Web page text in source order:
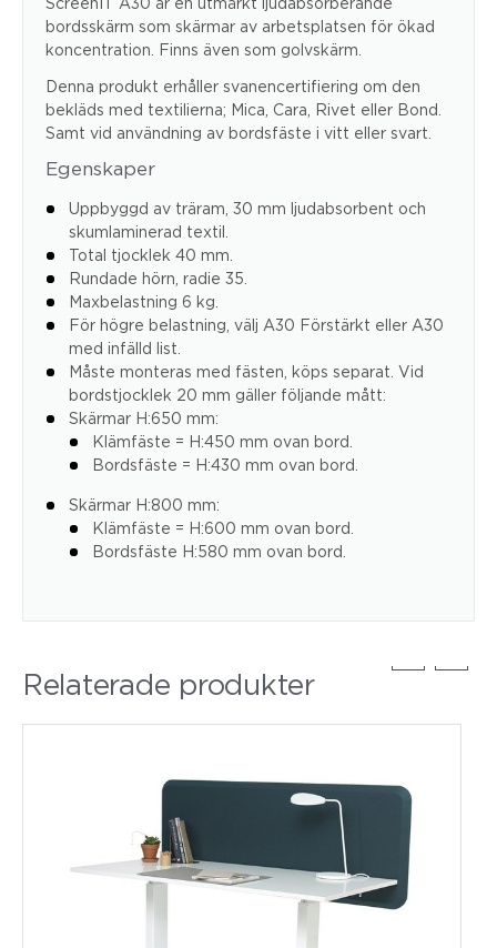
bordsskärm som skärmar av arbetsplatsen för ökad
koncentration. Finns även som golvskärm.
Denna produkt erhåller svanencertifiering om den
bekläds med textilierna; Mica, Cara, Rivet eller Bond.
Samt vid användning av bordsfäste i vitt eller svart.
Egenskaper
Uppbyggd av träram, 30 mm ljudabsorbent och
skumlaminerad textil.
Total tjocklek 40 mm.
Rundade hörn, radie 35.
Maxbelastning 6 kg.
För högre belastning, välj A30 Förstärkt eller A30
med infälld list.
Måste monteras med fästen, köps separat. Vid
bordstjocklek 20 mm gäller följande mått:
Skärmar H:650 mm:
Klämfäste = H:450 mm ovan bord.
Bordsfäste = H:430 mm ovan bord.
Skärmar H:800 mm:
Klämfäste = H:600 mm ovan bord.
Bordsfäste H:580 mm ovan bord.
Relaterade produkter